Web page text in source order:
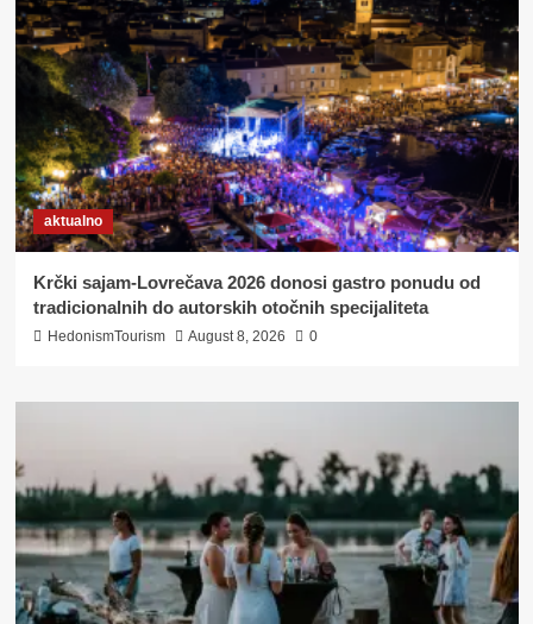
aktualno
Krčki sajam-Lovrečava 2026 donosi gastro ponudu od
tradicionalnih do autorskih otočnih specijaliteta
HedonismTourism August 8, 2026 0